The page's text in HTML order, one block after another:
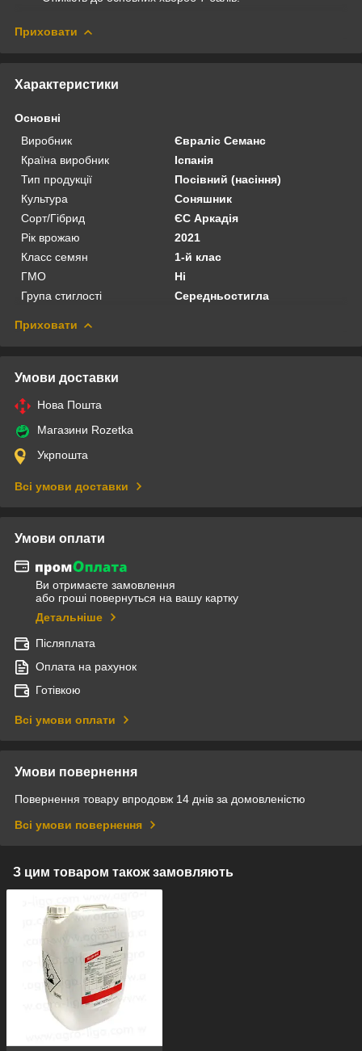
Приховати
Характеристики
Основні
Виробник
Євраліс Семанс
Країна виробник
Іспанія
Тип продукції
Посівний (насіння)
Культура
Соняшник
Сорт/Гібрид
ЄС Аркадія
Рік врожаю
2021
Класс семян
1-й клас
ГМО
Ні
Група стиглості
Середньостигла
Приховати
Умови доставки
Нова Пошта
Магазини Rozetka
Укрпошта
Всі умови доставки
Умови оплати
Ви отримаєте замовлення
або гроші повернуться на вашу картку
Детальніше
Післяплата
Оплата на рахунок
Готівкою
Всі умови оплати
Умови повернення
Повернення товару впродовж 14 днів за домовленістю
Всі умови повернення
З цим товаром також замовляють